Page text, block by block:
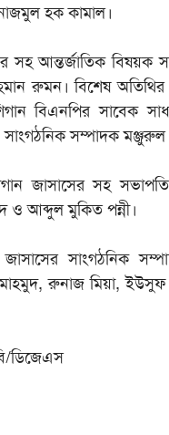
হক কামাল।
সহ আন্তর্জাতিক
রুমন। বিশেষ অতিথির
বিএনপির সাবেক
সম্পাদক মঞ্জুরুল
জাসাসের সহ
ও আব্দুল মুকিত পন্নী।
জাসাসের সাংগঠনিক
রুনাজ মিয়া, ইউসুফ
ডিজেএস